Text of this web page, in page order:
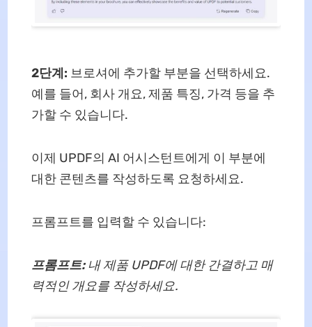
2단계: 브로셔에 추가할 부분을 선택하세요.
예를 들어, 회사 개요, 제품 특징, 가격 등을 추
가할 수 있습니다.
이제 UPDF의 AI 어시스턴트에게 이 부분에
대한 콘텐츠를 작성하도록 요청하세요.
프롬프트를 입력할 수 있습니다:
프롬프트:내 제품 UPDF에 대한 간결하고 매
력적인 개요를 작성하세요.